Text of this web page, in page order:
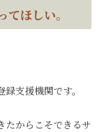
ほしい。
支援機関です。
たからこそできるサ